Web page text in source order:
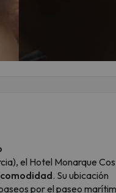
el Hotel Monarque
. Su ubicación
por el paseo